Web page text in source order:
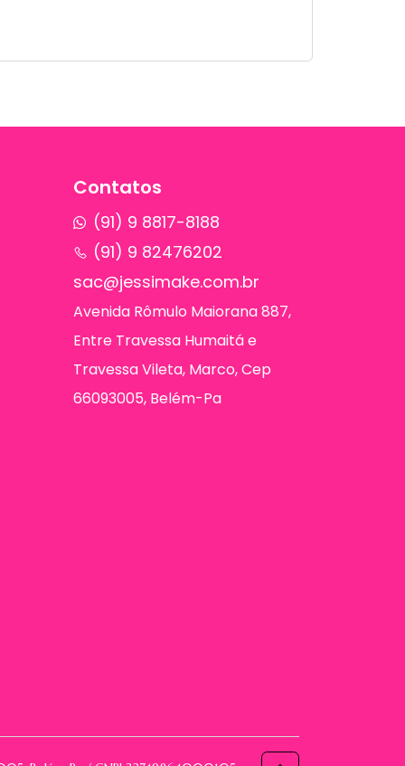
Contatos
(91) 9 8817-8188
(91) 9 82476202
sac@jessimake.com.br
Avenida Rômulo Maiorana 887,
Entre Travessa Humaitá e
Travessa Vileta, Marco, Cep
66093005, Belém-Pa